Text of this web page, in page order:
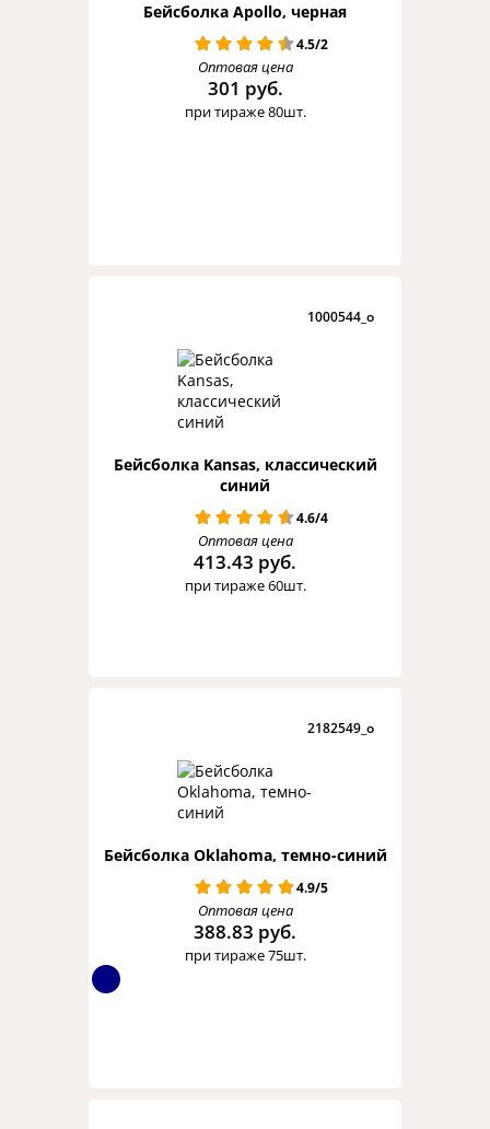
Бейсболка Apollo, черная
4.5/2
Оптовая цена
301 руб.
при тираже 80шт.
1000544_o
Бейсболка Kansas, классический
синий
4.6/4
Оптовая цена
413.43 руб.
при тираже 60шт.
2182549_o
Бейсболка Oklahoma, темно-синий
4.9/5
Оптовая цена
388.83 руб.
при тираже 75шт.